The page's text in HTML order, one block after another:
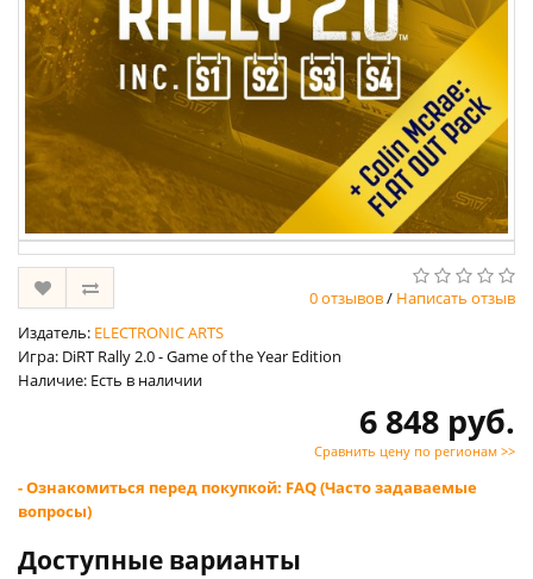
0 отзывов/ Написать отзыв
Издатель: ELECTRONIC ARTS
Игра: DiRT Rally 2.0 - Game of the Year Edition
Наличие: Есть в наличии
6 848 руб.
Сравнить цену по регионам >>
- Ознакомиться перед покупкой: FAQ (Часто задаваемые
вопросы)
Доступные варианты